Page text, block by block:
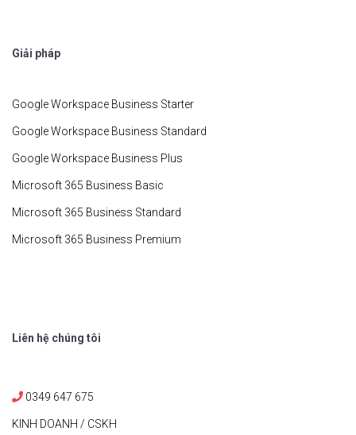
Giải pháp
Google Workspace Business Starter
Google Workspace Business Standard
Google Workspace Business Plus
Microsoft 365 Business Basic
Microsoft 365 Business Standard
Microsoft 365 Business Premium
Liên hệ chúng tôi
0349 647 675
KINH DOANH / CSKH